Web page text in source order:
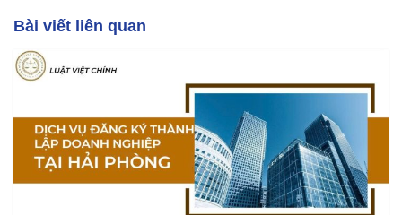
Bài viết liên quan